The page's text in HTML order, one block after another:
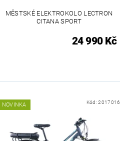
MĚSTSKÉ ELEKTROKOLO LECTRON
CITANA SPORT
24 990 Kč
NOVINKA Kód:2017016